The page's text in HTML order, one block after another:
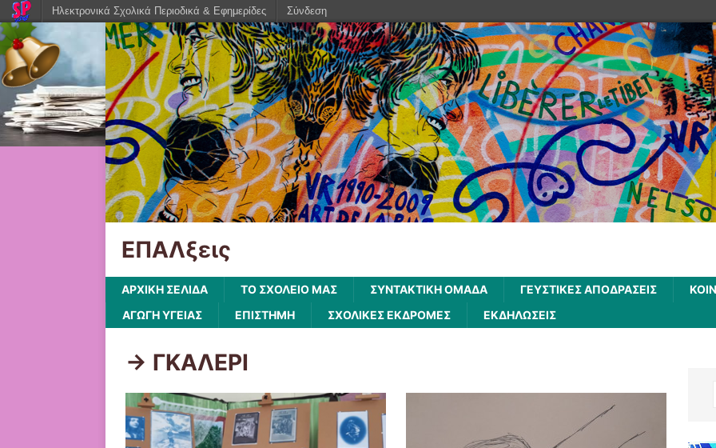
ΕΠΑΛξεις
ΑΡΧΙΚΗ ΣΕΛΙΔΑ ΤΟ ΣΧΟΛΕΙΟ ΜΑΣ ΣΥΝΤΑΚΤΙΚΗ ΟΜΑΔΑ ΓΕΥΣΤΙΚΕΣ ΑΠΟΔΡΑΣΕΙΣ
ΑΓΩΓΗ ΥΓΕΙΑΣ
ΕΠΙΣΤΗΜΗ ΣΧΟΛΙΚΕΣ ΕΚΔΡΟΜΕΣ ΕΚΔΗΛΩΣΕΙΣ
-> ΓΚΑΛΕΡΙ
Ηλεκτρονικά Σχολικά Περιοδικά & Εφημερίδες Σύνδεση